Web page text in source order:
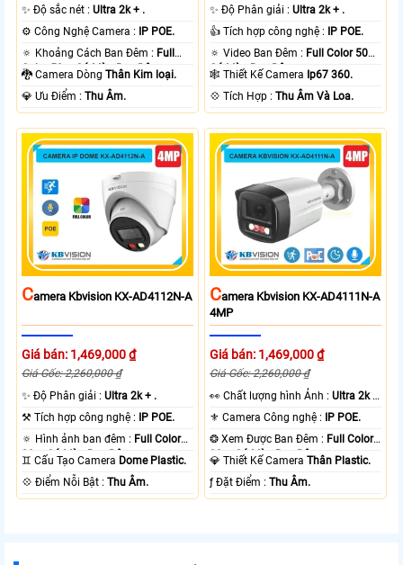
✨ Độ sắc nét :Ultra 2k + .
⚙ Công Nghệ Camera : IP POE.
🔅 Khoảng Cách Ban Đêm : Full
Color 50m Có Màu Ban Ðêm.
🐉️ Camera DòngThân Kim loại.
️💎 Ưu Điểm :Thu Âm.
✨ Độ Phân giải :Ultra 2k + .
👍 Tích hợp công nghệ : IP POE.
🔅 Video Ban Đêm : Full Color 50m
Có Màu Ban Ðêm.
🕸️ Thiết Kế Camera Ip67 360.
️💠 Tích Hợp :Thu Âm Và Loa.
CAmera Kbvision KX-AD4112N-A
Giá bán: 1,469,000 ₫
Giá Gốc: 2,260,000 ₫
✨ Độ Phân giải :Ultra 2k + .
⚒ Tích hợp công nghệ : IP POE.
🔅 Hình ảnh ban đêm : Full Color
30m Có Màu Ban Ðêm.
♊ Cấu Tạo Camera Dome Plastic.
️💠 Điểm Nỗi Bật :Thu Âm.
CAmera Kbvision KX-AD4111N-A
4MP
Giá bán: 1,469,000 ₫
Giá Gốc: 2,260,000 ₫
️👀 Chất lượng hình Ảnh :Ultra 2k +
⚜️ Camera Công nghệ : IP POE.
❂ Xem Được Ban Đêm : Full Color
30m Có Màu Ban Ðêm.
💎 Thiết Kế CameraThân Plastic.
️ƒ Đặt Điểm :Thu Âm.